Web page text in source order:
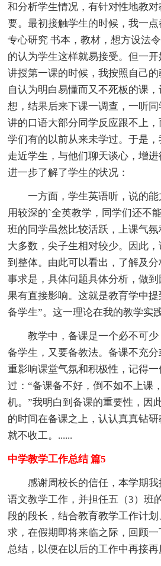
和分析学生情况，有针对性地教
要。最初接触学生的时候，我一
专心研究 书本，教材，想方设法
的认为学生这样就易接受。但一
讲授第一课的时候，我按照自己
自认为明白易懂而又不死板的课
想，结果后来下课一调查，一听
讲的口语大部分同学反应跟不上
学们有的以前从来未学过。于是
走近学生，与他们聊天谈心，增
进一步了解了学生的状况：
一方面，学生英语听，说的能
用较深的`全英教学，同学们还不
班的同学虽然比较活跃，上课气
大多数，尖子生相对较少。因此
到整体。由此可以看出，了解及
事求是，具体问题具体分析，做
果有直接影响。这就是教育学中
备学生”。这一理论在我的教学实
教学中，备课是一个必不可少
备学生，又要备教法。备课不充
重影响课堂气氛和积极性，记得
过：“备课备不好，倒不如不上课
机。”我明白到备课的重要性，因
的时间在备课之上，认认真真钻
就不收工。......
中学教学工作总结 篇5
感谢周校长的信任，本学期我
语文教学工作，并担任五（3）班
段的段长，结合教育教学工作计
求，在假期即将来临之际，回顾
总结，以便在以后的工作中再接再